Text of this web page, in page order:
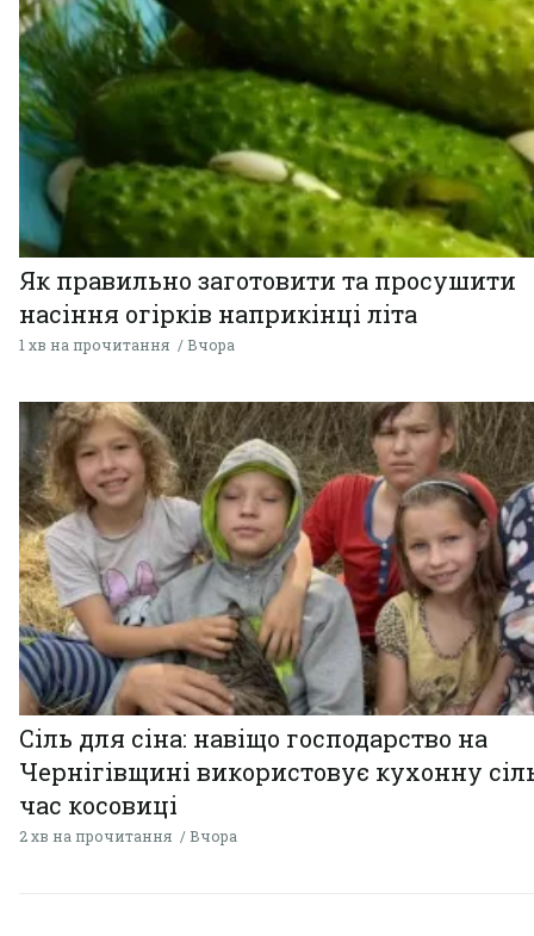
Як правильно заготовити та просушити
насіння огірків наприкінці літа
1 хв на прочитання Вчора
Сіль для сіна: навіщо господарство на
Чернігівщині використовує кухонну
час косовиці
2 хв на прочитання Вчора